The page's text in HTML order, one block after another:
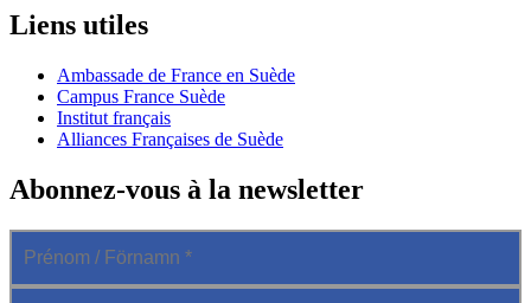
Liens utiles
Ambassade de France en Suède
Campus France Suède
Institut français
Alliances Françaises de Suède
Abonnez-vous à la newsletter